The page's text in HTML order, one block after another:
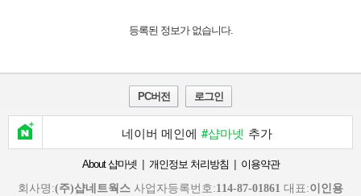
등록된 정보가 없습니다.
PC버전 로그인
네이버 메인에 #샵마넷 추가
About 샵마넷 | 개인정보 처리방침 | 이용약관
회사명:(주)샵네트웍스 사업자등록번호:114-87-01861 대표:이인용